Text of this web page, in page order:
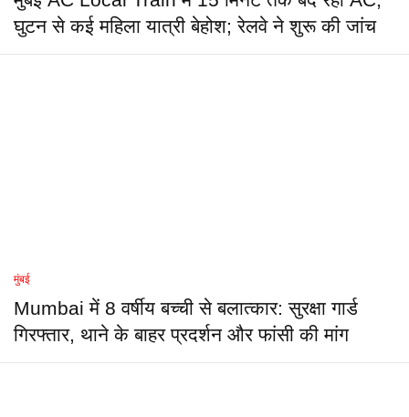
घुटन से कई महिला यात्री बेहोश; रेलवे ने शुरू की जांच
मुंबई
Mumbai में 8 वर्षीय बच्ची से बलात्कार: सुरक्षा गार्ड
गिरफ्तार, थाने के बाहर प्रदर्शन और फांसी की मांग